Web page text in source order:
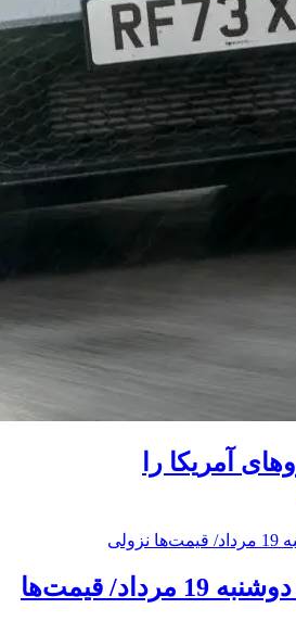
آمریکا را
قیمت طلا و سکه دوشنبه 19 مرداد/ قیمت‌ها